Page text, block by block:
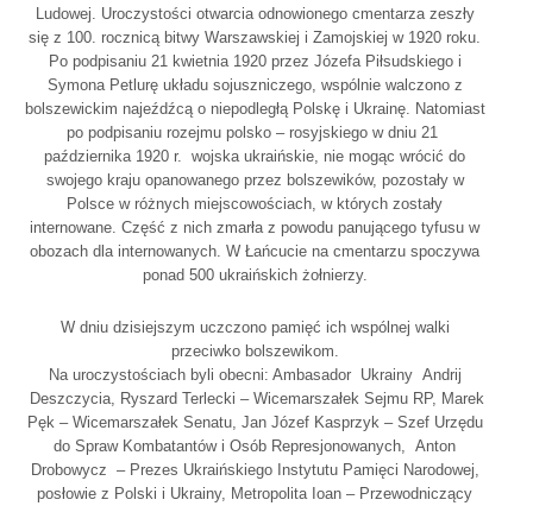
Ludowej. Uroczystości otwarcia odnowionego cmentarza zeszły
się z 100. rocznicą bitwy Warszawskiej i Zamojskiej w 1920 roku.
Po podpisaniu 21 kwietnia 1920 przez Józefa Piłsudskiego i
Symona Petlurę układu sojuszniczego, wspólnie walczono z
bolszewickim najeźdźcą o niepodległą Polskę i Ukrainę. Natomiast
po podpisaniu rozejmu polsko – rosyjskiego w dniu 21
października 1920 r. wojska ukraińskie, nie mogąc wrócić do
swojego kraju opanowanego przez bolszewików, pozostały w
Polsce w różnych miejscowościach, w których zostały
internowane. Część z nich zmarła z powodu panującego tyfusu w
obozach dla internowanych. W Łańcucie na cmentarzu spoczywa
ponad 500 ukraińskich żołnierzy.
W dniu dzisiejszym uczczono pamięć ich wspólnej walki
przeciwko bolszewikom.
Na uroczystościach byli obecni: Ambasador Ukrainy Andrij
Deszczycia, Ryszard Terlecki – Wicemarszałek Sejmu RP, Marek
Pęk – Wicemarszałek Senatu, Jan Józef Kasprzyk – Szef Urzędu
do Spraw Kombatantów i Osób Represjonowanych, Anton
Drobowycz – Prezes Ukraińskiego Instytutu Pamięci Narodowej,
posłowie z Polski i Ukrainy, Metropolita Ioan – Przewodniczący